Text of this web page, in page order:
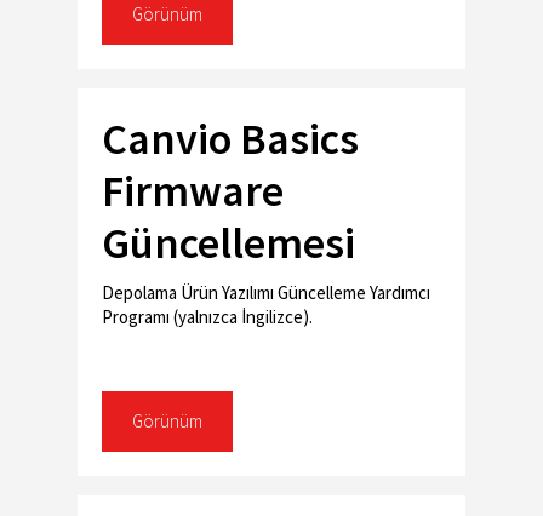
Görünüm
Canvio Basics
Firmware
Güncellemesi
Depolama Ürün Yazılımı Güncelleme Yardımcı
Programı (yalnızca İngilizce).
Görünüm